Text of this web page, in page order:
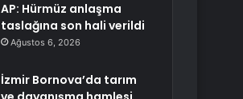
AP: Hürmüz anlaşma
taslağına son hali verildi
Ağustos 6, 2026
İzmir Bornova’da tarım